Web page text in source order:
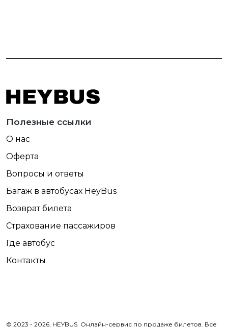
Полезные ссылки
О нас
Оферта
Вопросы и ответы
Багаж в автобусах HeyBus
Возврат билета
Страхование пассажиров
Где автобус
Контакты
© 2023 - 2026, HEYBUS. Онлайн-сервис по продаже билетов. Все